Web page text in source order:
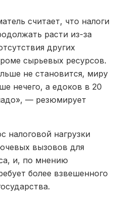
считает, что налоги
расти из-за
других
сырьевых ресурсов.
не становится, миру
нечего, а едоков в 20
— резюмирует
налоговой нагрузки
вызовов для
и, по мнению
более взвешенного